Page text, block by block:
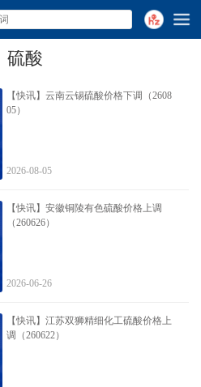
硫酸
【快讯】云南云锡硫酸价格下调（2608
05）
2026-08-05
【快讯】安徽铜陵有色硫酸价格上调
（260626）
2026-06-26
【快讯】江苏双狮精细化工硫酸价格上
调（260622）